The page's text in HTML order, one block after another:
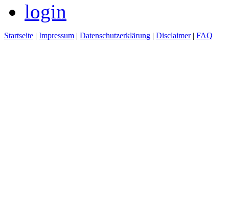
login
Startseite | Impressum | Datenschutzerklärung | Disclaimer| FAQ